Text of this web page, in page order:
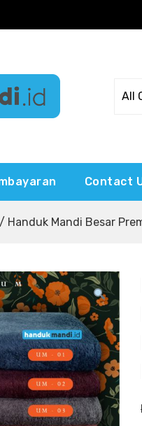
Contact
/ Handuk Mandi Besar